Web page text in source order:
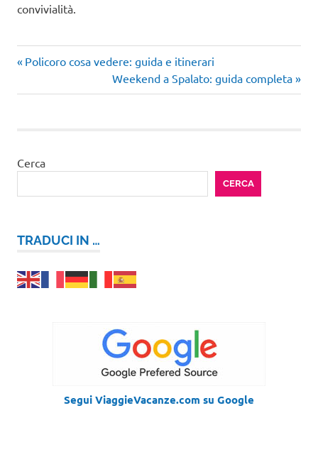
convivialità.
Navigazione
articoli
Articolo
Policoro cosa vedere: guida e itinerari
Articolo
successivo:
Weekend a Spalato: guida completa
Cerca
CERCA
TRADUCI IN …
Segui ViaggieVacanze.com su Google